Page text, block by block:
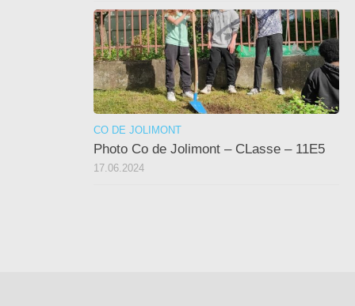
CO DE JOLIMONT
Photo Co de Jolimont – CLasse – 11E5
17.06.2024